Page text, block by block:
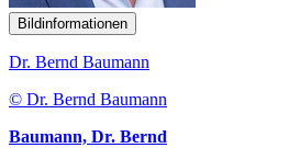
Bildinformationen
Dr. Bernd Baumann
© Dr. Bernd Baumann
Baumann, Dr. Bernd